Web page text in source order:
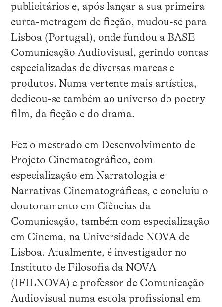
publicitários e, após lançar a sua primeira
curta-metragem de ficção, mudou-se para
Lisboa (Portugal), onde fundou a BASE
Comunicação Audiovisual, gerindo contas
especializadas de diversas marcas e
produtos. Numa vertente mais artística,
dedicou-se também ao universo do poetry
film, da ficção e do drama.
Fez o mestrado em Desenvolvimento de
Projeto Cinematográfico, com
especialização em Narratologia e
Narrativas Cinematográficas, e concluiu o
doutoramento em Ciências da
Comunicação, também com especialização
em Cinema, na Universidade NOVA de
Lisboa. Atualmente, é investigador no
Instituto de Filosofia da NOVA
(IFILNOVA) e professor de Comunicação
Audiovisual numa escola profissional em